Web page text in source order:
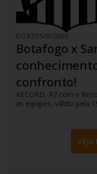
DO R7/15/07/2026
Botafogo x
confronto!
RECORD, R7.com e
as equipes, válido pela
VEJA